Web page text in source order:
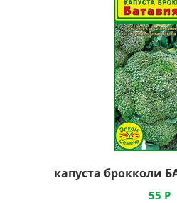
капуста брокколи
55 Р